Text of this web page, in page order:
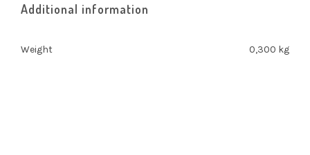
Additional information
Weight 0,300 kg